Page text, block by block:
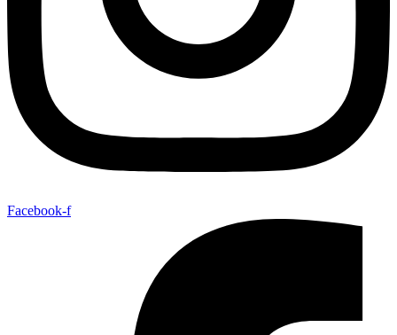
Facebook-f